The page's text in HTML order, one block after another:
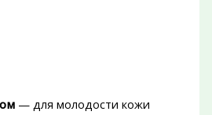
— для молодости кожи